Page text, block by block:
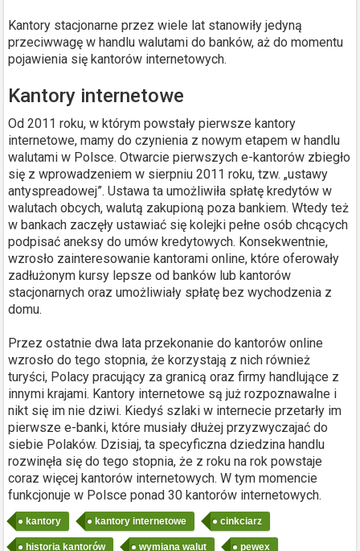
Kantory stacjonarne przez wiele lat stanowiły jedyną
przeciwwagę w handlu walutami do banków, aż do momentu
pojawienia się kantorów internetowych.
Kantory internetowe
Od 2011 roku, w którym powstały pierwsze kantory
internetowe, mamy do czynienia z nowym etapem w handlu
walutami w Polsce. Otwarcie pierwszych e-kantorów zbiegło
się z wprowadzeniem w sierpniu 2011 roku, tzw. „ustawy
antyspreadowej”. Ustawa ta umożliwiła spłatę kredytów w
walutach obcych, walutą zakupioną poza bankiem. Wtedy też
w bankach zaczęły ustawiać się kolejki pełne osób chcących
podpisać aneksy do umów kredytowych. Konsekwentnie,
wzrosło zainteresowanie kantorami online, które oferowały
zadłużonym kursy lepsze od banków lub kantorów
stacjonarnych oraz umożliwiały spłatę bez wychodzenia z
domu.
Przez ostatnie dwa lata przekonanie do kantorów online
wzrosło do tego stopnia, że korzystają z nich również
turyści, Polacy pracujący za granicą oraz firmy handlujące z
innymi krajami. Kantory internetowe są już rozpoznawalne i
nikt się im nie dziwi. Kiedyś szlaki w internecie przetarły im
pierwsze e-banki, które musiały dłużej przyzwyczajać do
siebie Polaków. Dzisiaj, ta specyficzna dziedzina handlu
rozwinęła się do tego stopnia, że z roku na rok powstaje
coraz więcej kantorów internetowych. W tym momencie
funkcjonuje w Polsce ponad 30 kantorów internetowych.
kantory kantory internetowe cinkciarz
historia kantorów wymiana walut pewex